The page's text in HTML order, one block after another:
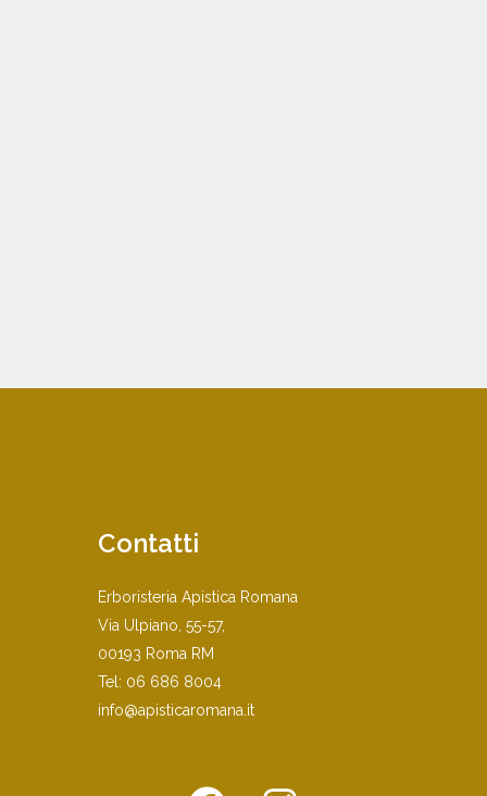
Contatti
Erboristeria Apistica Romana
Via Ulpiano, 55-57,
00193 Roma RM
Tel: 06 686 8004
info@apisticaromana.it